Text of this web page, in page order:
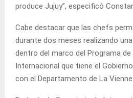
produce Jujuy”, especificó
Cabe destacar que las chefs
durante dos meses realizando
dentro del marco del Programa
Internacional que tiene el
con el Departamento de La Vienne.